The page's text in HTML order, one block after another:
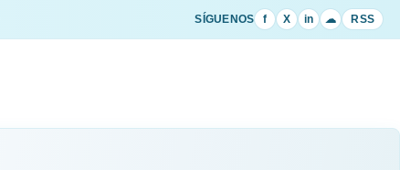
SÍGUENOS f X in ☁ RSS